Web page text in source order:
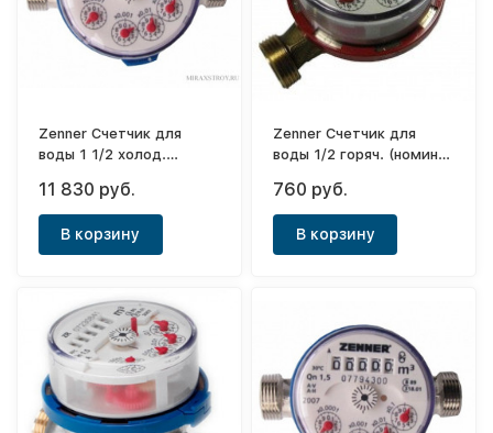
Zenner Счетчик для
воды 1 1/2 холод.
2017года
(116495+143193)
11 830 руб.
В корзину
Zenner Счетчик для
воды 1/2 горяч. (номин.
760 руб.
В корзину